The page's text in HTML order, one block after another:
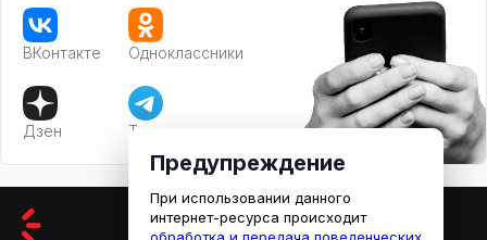
ВКонтакте Одноклассники
Дзен Телеграм
Предупреждение
При использовании данного
интернет-ресурса происходит